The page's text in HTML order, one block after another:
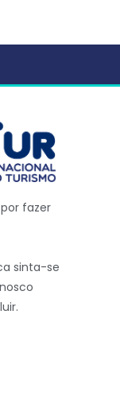
fazer
sinta-se